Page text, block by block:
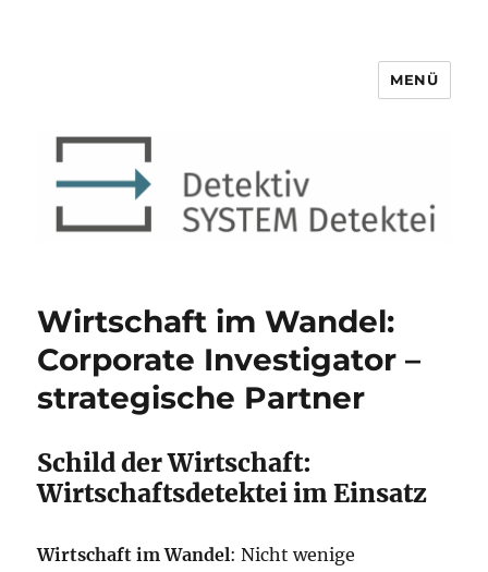
Detektiv SYSTEM Detektei ®
MENÜ
Wirtschaft im Wandel:
Corporate Investigator –
strategische Partner
Schild der Wirtschaft:
Wirtschaftsdetektei im Einsatz
Wirtschaft im Wandel: Nicht wenige